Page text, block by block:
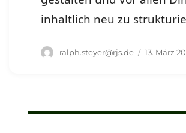
inhaltlich neu zu
Autor
ralph.steyer@rjs.de 13. März